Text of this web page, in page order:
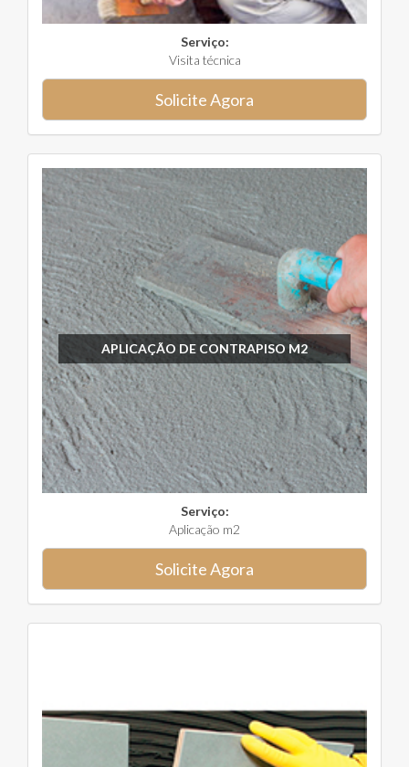
Serviço:
Visita técnica
Solicite Agora
APLICAÇÃO DE CONTRAPISO M2
Serviço:
Aplicação m2
Solicite Agora